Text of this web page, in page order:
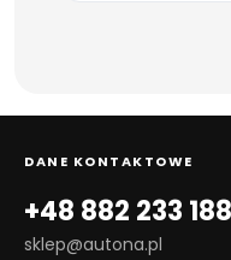
DANE KONTAKTOWE
+48 882 233 188
sklep@autona.pl